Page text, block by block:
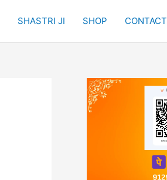
SHASTRI JI SHOP CONTACT